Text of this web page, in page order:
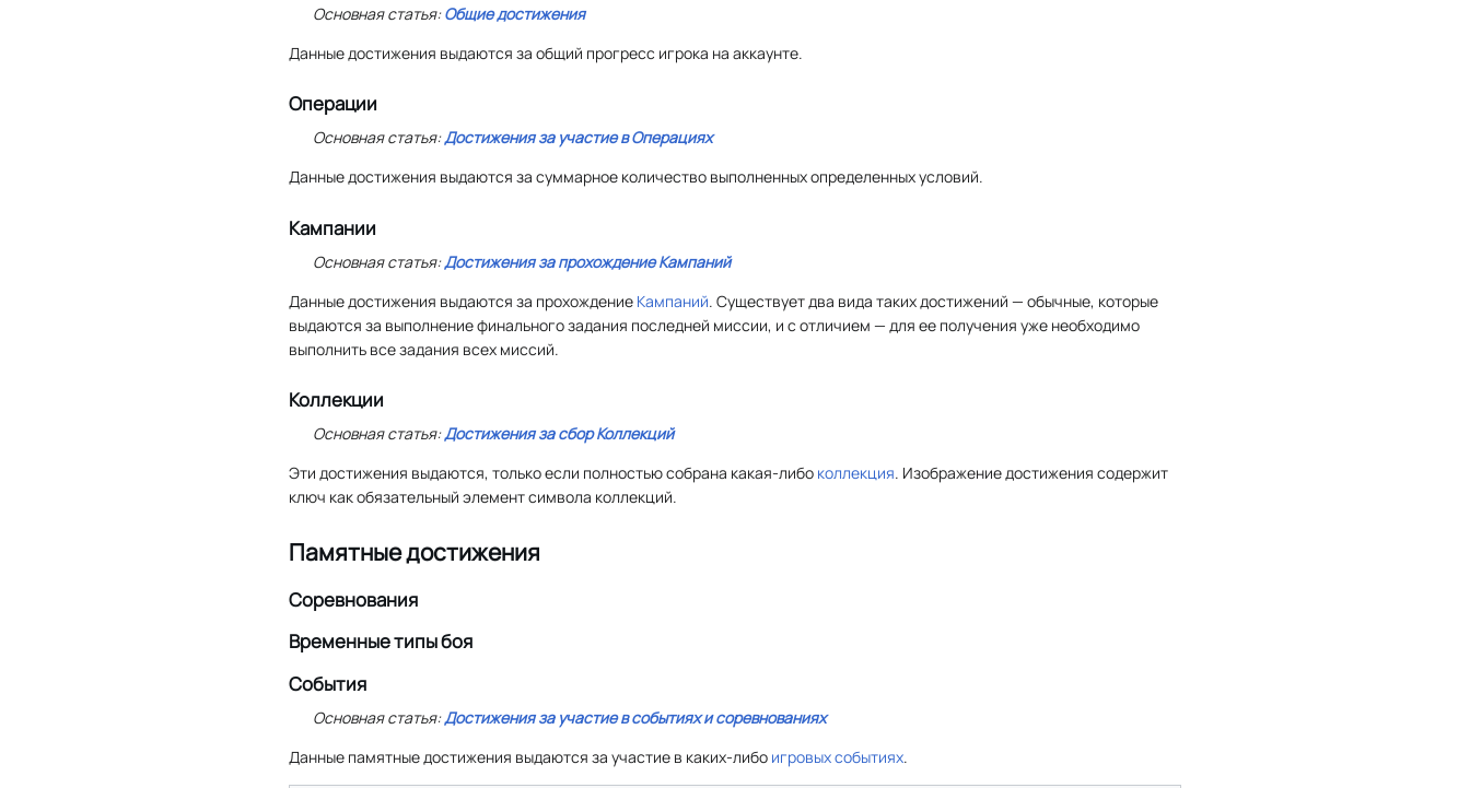
Основная статья:Общие достижения
Данные достижения выдаются за общий прогресс игрока на аккаунте.
Операции
Основная статья:Достижения за участие в Операциях
Данные достижения выдаются за суммарное количество выполненных определенных условий.
Кампании
Основная статья:Достижения за прохождение Кампаний
Данные достижения выдаются за прохождение Кампаний. Существует два вида таких достижений — обычные, которые
выдаются за выполнение финального задания последней миссии, и с отличием — для ее получения уже необходимо
выполнить все задания всех миссий.
Коллекции
Основная статья:Достижения за сбор Коллекций
Эти достижения выдаются, только если полностью собрана какая-либо коллекция. Изображение достижения содержит
ключ как обязательный элемент символа коллекций.
Памятные достижения
Соревнования
Временные типы боя
События
Основная статья:Достижения за участие в событиях и соревнованиях
Данные памятные достижения выдаются за участие в каких-либо игровых событиях.